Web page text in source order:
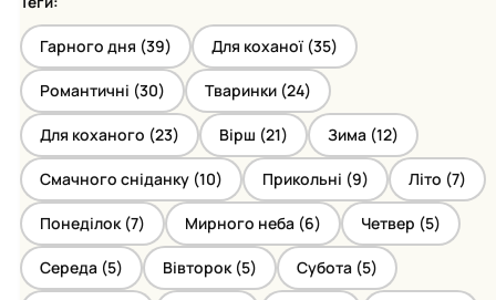
Гарного дня (39) Для коханої (35)
Романтичні (30) Тваринки (24)
Для коханого (23) Вірш (21) Зима (12)
Смачного сніданку (10) Прикольні (9) Літо (7)
Понеділок (7) Мирного неба (6) Четвер (5)
Середа (5) Вівторок (5) Субота (5)